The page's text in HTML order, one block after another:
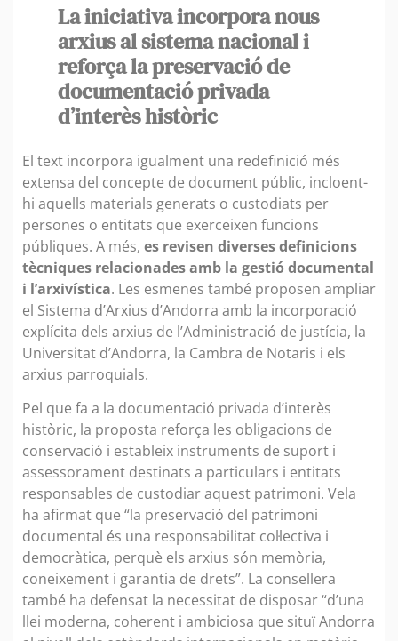
La iniciativa incorpora nous
arxius al sistema nacional i
reforça la preservació de
documentació privada
d’interès històric
El text incorpora igualment una redefinició més
extensa del concepte de document públic, incloent-
hi aquells materials generats o custodiats per
persones o entitats que exerceixen funcions
públiques. A més, es revisen diverses definicions
tècniques relacionades amb la gestió documental
i l’arxivística. Les esmenes també proposen ampliar
el Sistema d’Arxius d’Andorra amb la incorporació
explícita dels arxius de l’Administració de justícia, la
Universitat d’Andorra, la Cambra de Notaris i els
arxius parroquials.
Pel que fa a la documentació privada d’interès
històric, la proposta reforça les obligacions de
conservació i estableix instruments de suport i
assessorament destinats a particulars i entitats
responsables de custodiar aquest patrimoni. Vela
ha afirmat que “la preservació del patrimoni
documental és una responsabilitat col·lectiva i
democràtica, perquè els arxius són memòria,
coneixement i garantia de drets”. La consellera
també ha defensat la necessitat de disposar “d’una
llei moderna, coherent i ambiciosa que situï Andorra